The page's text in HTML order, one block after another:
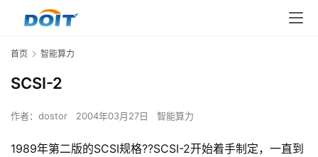
首页 智能算力
SCSI-2
作者： dostor 2004年03月27日 智能算力
1989年第二版的SCSI规格??SCSI-2开始着手制定，一直到